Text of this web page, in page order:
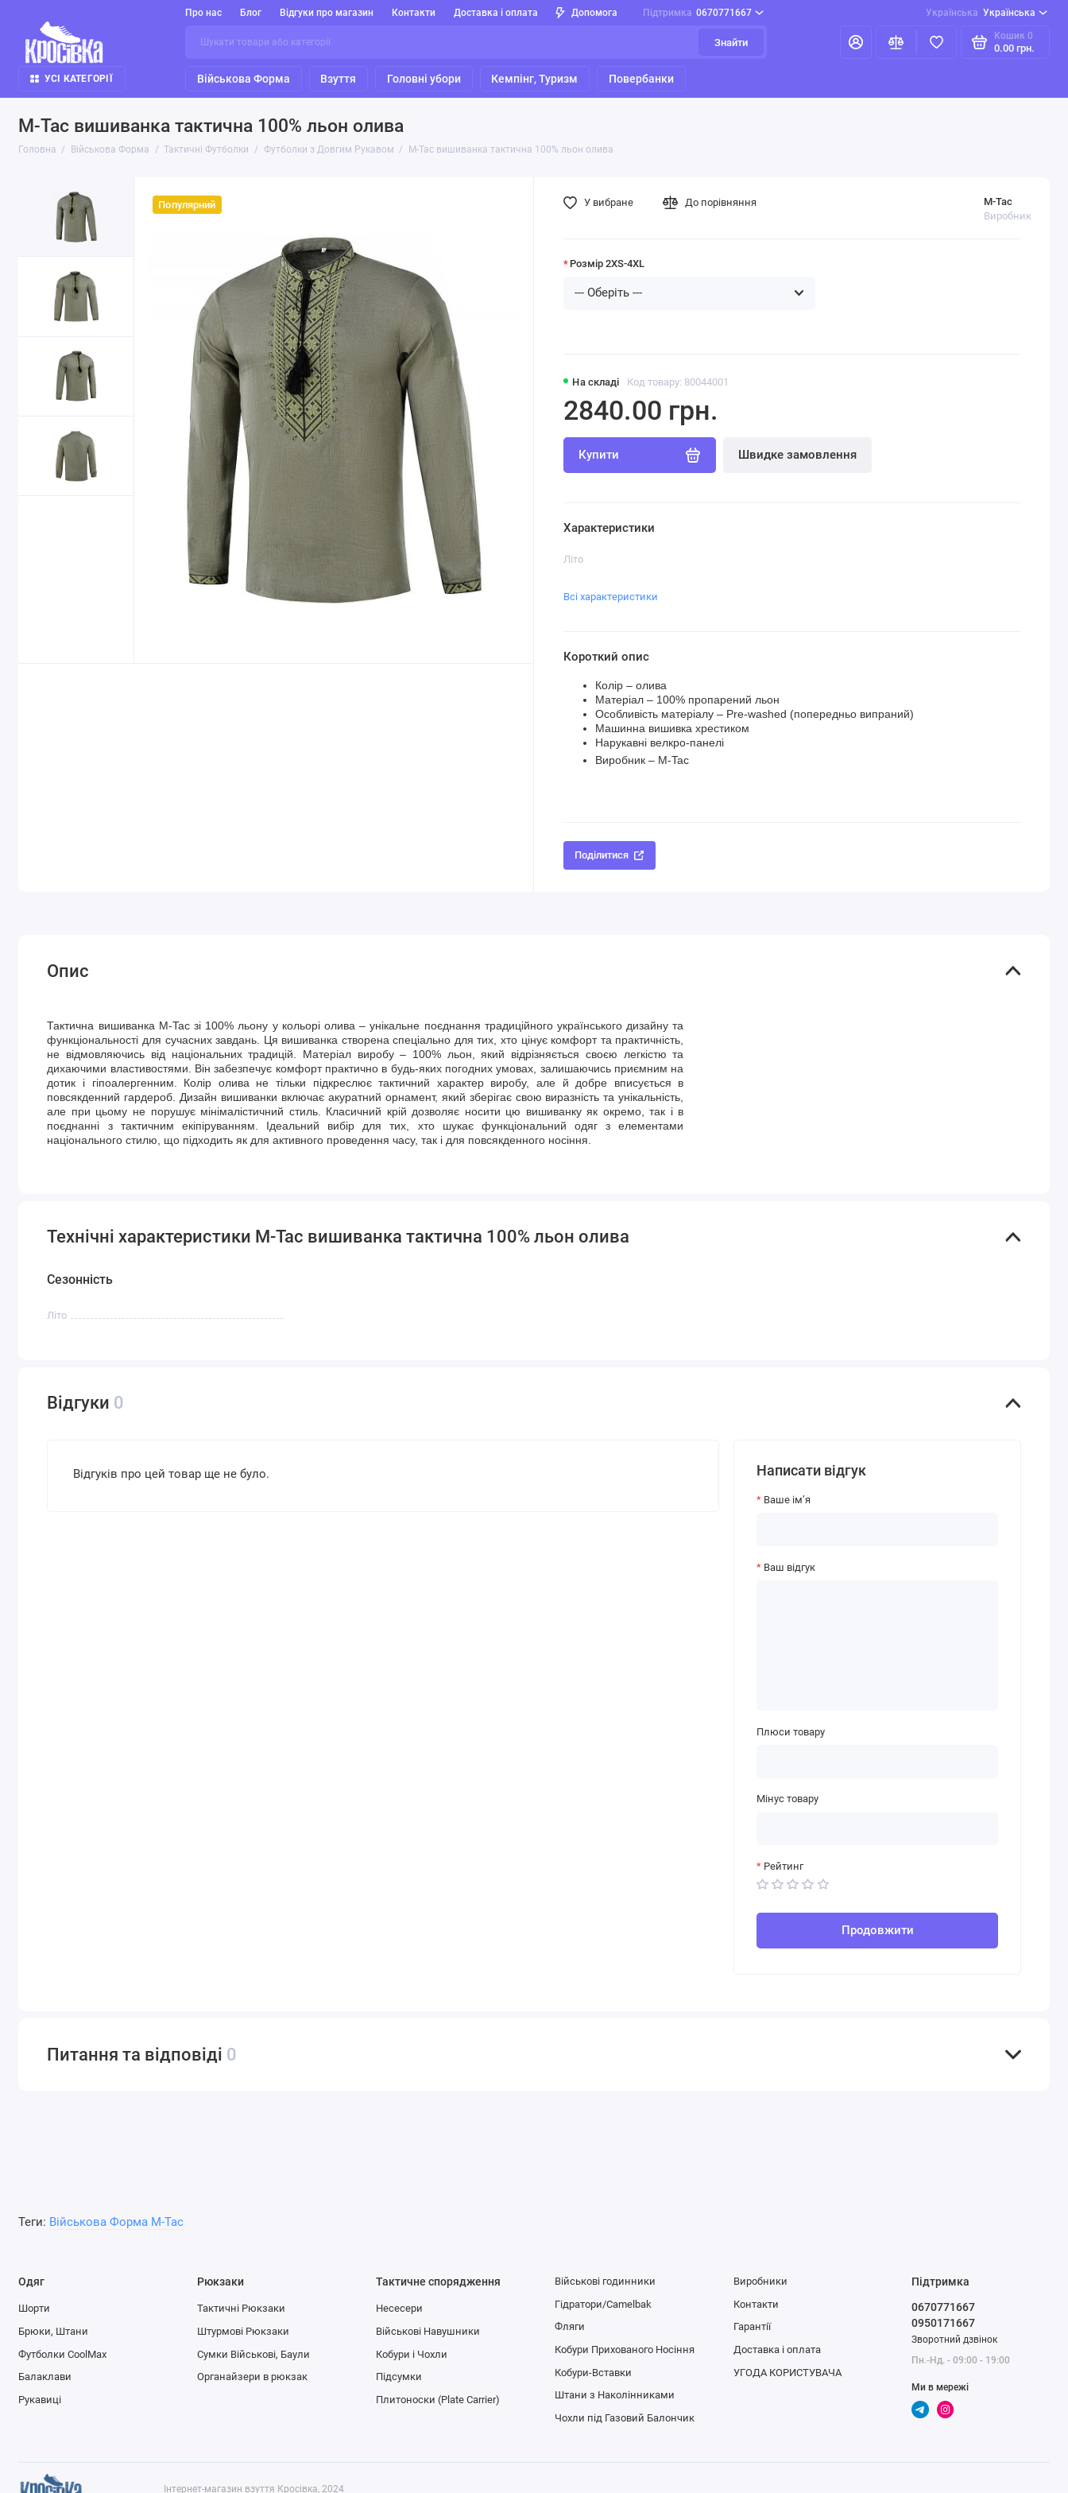
Про нас Блог Відгуки про магазин Контакти Доставка і оплата Допомога Підтримка 0670771667 Українська Українська
Знайти
Кошик 0
0.00 грн.
УСІ КАТЕГОРІЇ Військова Форма Взуття Головні убори Кемпінг, Туризм Повербанки
M-Tac вишиванка тактична 100% льон олива
Головна Військова Форма Тактичні Футболки Футболки з Довгим Рукавом M-Tac вишиванка тактична 100% льон олива
Популярний
На складі Код товару: 80044001
M-Tac
Виробник
2840.00 грн.
Купити Швидке замовлення
У вибране До порівняння
Розмір 2XS-4XL
Характеристики
Літо
Всі характеристики
Короткий опис
Колір – олива
Матеріал – 100% пропарений льон
Особливість матеріалу – Pre-washed (попередньо випраний)
Машинна вишивка хрестиком
Нарукавні велкро-панелі
Виробник – M-Tac
Поділитися
Опис
Тактична вишиванка M-Tac зі 100% льону у кольорі олива – унікальне поєднання традиційного українського дизайну та
функціональності для сучасних завдань. Ця вишиванка створена спеціально для тих, хто цінує комфорт та практичність,
не відмовляючись від національних традицій. Матеріал виробу – 100% льон, який відрізняється своєю легкістю та
дихаючими властивостями. Він забезпечує комфорт практично в будь-яких погодних умовах, залишаючись приємним на
дотик і гіпоалергенним. Колір олива не тільки підкреслює тактичний характер виробу, але й добре вписується в
повсякденний гардероб. Дизайн вишиванки включає акуратний орнамент, який зберігає свою виразність та унікальність,
але при цьому не порушує мінімалістичний стиль. Класичний крій дозволяє носити цю вишиванку як окремо, так і в
поєднанні з тактичним екіпіруванням. Ідеальний вибір для тих, хто шукає функціональний одяг з елементами
національного стилю, що підходить як для активного проведення часу, так і для повсякденного носіння.
Технічні характеристики M-Tac вишиванка тактична 100% льон олива
Сезонність
Літо
Відгуки 0
Відгуків про цей товар ще не було. Написати відгук
Ваше ім’я
Ваш відгук
Плюси товару
Мінус товару
Рейтинг
Продовжити
Питання та відповіді 0
Теги: Військова Форма M-Tac
Одяг
Шорти
Брюки, Штани
Футболки CoolMax
Балаклави
Рукавиці
Рюкзаки
Тактичні Рюкзаки
Штурмові Рюкзаки
Сумки Військові, Баули
Органайзери в рюкзак
Тактичне спорядження
Несесери
Військові Навушники
Кобури і Чохли
Підсумки
Плитоноски (Plate Carrier)
Військові годинники
Гідратори/Camelbak
Фляги
Кобури Прихованого Носіння
Кобури-Вставки
Штани з Наколінниками
Чохли під Газовий Балончик
Виробники
Контакти
Гарантії
Доставка і оплата
УГОДА КОРИСТУВАЧА
Підтримка
0670771667
0950171667
Зворотний дзвінок
Пн.-Нд. - 09:00 - 19:00
Ми в мережі
Інтернет-магазин взуття Кросівка, 2024